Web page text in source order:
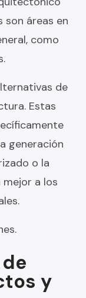
son áreas en
como
de
Estas
generación
o la
mejor a los
y